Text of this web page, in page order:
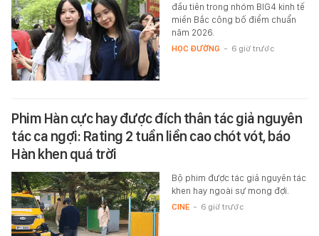
đầu tiên trong nhóm BIG4 kinh tế
miền Bắc công bố điểm chuẩn
năm 2026.
HỌC ĐƯỜNG - 6 giờ trước
Phim Hàn cực hay được đích thân tác giả nguyên
tác ca ngợi: Rating 2 tuần liền cao chót vót, báo
Hàn khen quá trời
Bộ phim được tác giả nguyên tác
khen hay ngoài sự mong đợi.
CINE - 6 giờ trước